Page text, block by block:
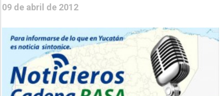
09 de abril de 2012